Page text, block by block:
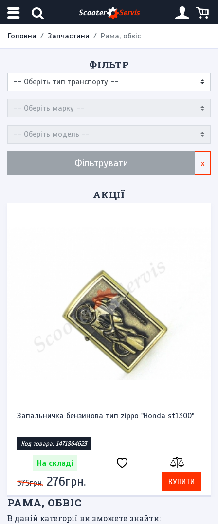
Scooter Servis
Головна Запчастини Рама, обвіс
ФІЛЬТР
Фільтрувати x
АКЦІЇ
Запальничка бензинова тип zippo "Honda st1300"
Код товара: 1471864623
На складі
575грн. 276грн. КУПИТИ
РАМА, ОБВІС
В даній категорії ви зможете знайти: